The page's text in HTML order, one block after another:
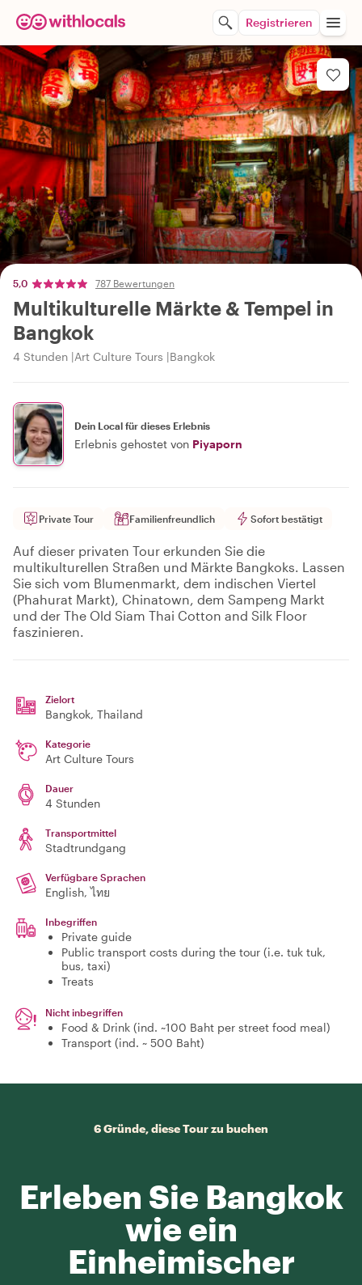
Registrieren
5,0 787 Bewertungen
Multikulturelle Märkte & Tempel in
Bangkok
4 Stunden Art Culture Tours Bangkok
Dein Local für dieses Erlebnis
Erlebnis gehostet von Piyaporn
Private Tour Familienfreundlich Sofort bestätigt
Auf dieser privaten Tour erkunden Sie die
multikulturellen Straßen und Märkte Bangkoks. Lassen
Sie sich vom Blumenmarkt, dem indischen Viertel
(Phahurat Markt), Chinatown, dem Sampeng Markt
und der The Old Siam Thai Cotton and Silk Floor
faszinieren.
Zielort
Bangkok, Thailand
Kategorie
Art Culture Tours
Dauer
4 Stunden
Transportmittel
Stadtrundgang
Verfügbare Sprachen
English, ไทย
Inbegriffen
Private guide
Public transport costs during the tour (i.e. tuk tuk,
bus, taxi)
Treats
Nicht inbegriffen
Food & Drink (ind. ~100 Baht per street food meal)
Transport (ind. ~ 500 Baht)
6 Gründe, diese Tour zu buchen
Erleben Sie Bangkok
wie ein
Einheimischer